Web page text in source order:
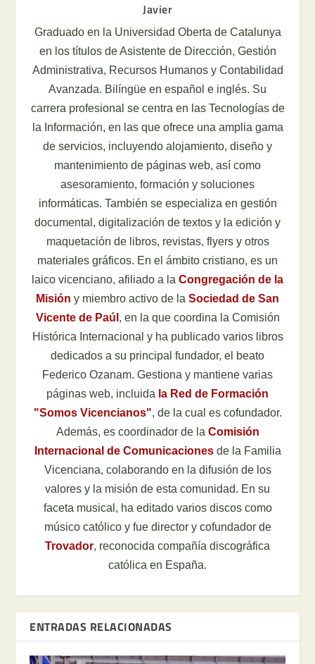
Javier
Graduado en la Universidad Oberta de Catalunya
en los títulos de Asistente de Dirección, Gestión
Administrativa, Recursos Humanos y Contabilidad
Avanzada. Bilíngüe en español e inglés. Su
carrera profesional se centra en las Tecnologías de
la Información, en las que ofrece una amplia gama
de servicios, incluyendo alojamiento, diseño y
mantenimiento de páginas web, así como
asesoramiento, formación y soluciones
informáticas. También se especializa en gestión
documental, digitalización de textos y la edición y
maquetación de libros, revistas, flyers y otros
materiales gráficos. En el ámbito cristiano, es un
laico vicenciano, afiliado a la Congregación de la
Misión y miembro activo de la Sociedad de San
Vicente de Paúl , en la que coordina la Comisión
Histórica Internacional y ha publicado varios libros
dedicados a su principal fundador, el beato
Federico Ozanam. Gestiona y mantiene varias
páginas web, incluida la Red de Formación
"Somos Vicencianos", de la cual es cofundador.
Además, es coordinador de la Comisión
Internacional de Comunicacionesde la Familia
Vicenciana, colaborando en la difusión de los
valores y la misión de esta comunidad. En su
faceta musical, ha editado varios discos como
músico católico y fue director y cofundador de
Trovador, reconocida compañía discográfica
católica en España.
ENTRADAS RELACIONADAS